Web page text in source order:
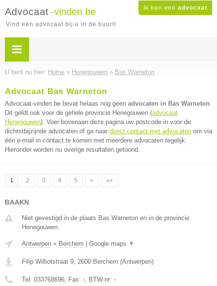
Ik ben een advocaat
Advocaat -vinden.be
Vind een advocaat bij u in de buurt!
U bent nu hier: Home » Henegouwen » Bas Warneton
Advocaat Bas Warneton
Advocaat-vinden.be bevat helaas nog geen advocaten in Bas Warneton.
Dit geldt ook voor de gehele provincie Henegouwen (advocaat
Henegouwen). Voer bovenaan deze pagina uw postcode in voor de
dichtstbijzijnde advocaten of ga naar direct contact met advocaten om via
één e-mail in contact te komen met meerdere advocaten tegelijk.
Hieronder worden nu overige resultaten getoond.
1 2 3 4 5 » »»
BAAKN
Niet gevestigd in de plaats Bas Warneton en in de provincie
Henegouwen.
Antwerpen » Berchem Google maps ▼
Filip Williotstraat 9, 2600 Berchem (Antwerpen)
Tel: 033768696, Fax: -, BTW-nr: -